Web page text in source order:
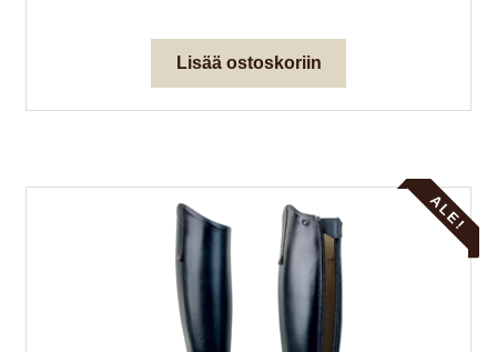
oli:
526,00 €.
on:
Lisää ostoskoriin
ALE!